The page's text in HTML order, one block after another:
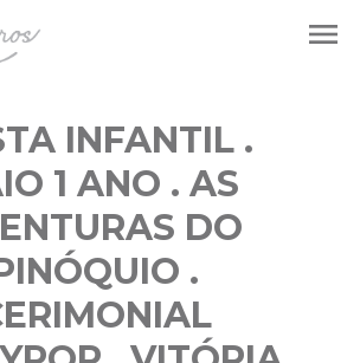
menu
INFANTIL .
1 ANO . AS
DO
.